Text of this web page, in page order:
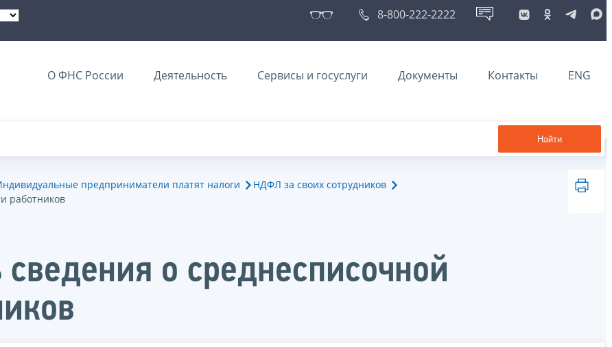
8-800-222-2222
О ФНС России Деятельность Сервисы и госуслуги Документы Контакты ENG
Найти
предприниматели платят налоги
НДФЛ за своих сотрудников
работников
о среднесписочной